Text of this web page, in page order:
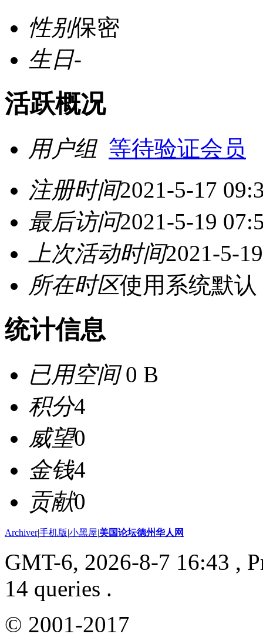
性别保密
生日-
活跃概况
用户组 等待验证会员
注册时间2021-5-17
最后访问2021-5-19
上次活动时间2021-5-
所在时区使用系统默认
统计信息
已用空间0 B
积分4
威望0
金钱4
贡献0
Archiver|手机版|小黑屋|美国论坛德州华人网
GMT-6, 2026-8-7 16:43 ,
14 queries .
© 2001-2017